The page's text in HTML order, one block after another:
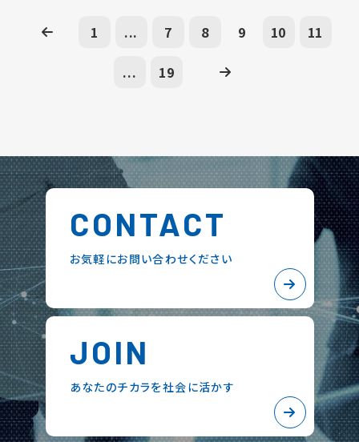
1 ... 7 8 9 10 11
... 19
CONTACT
お気軽にお問い合わせください
JOIN
あなたのチカラを社会に活かす